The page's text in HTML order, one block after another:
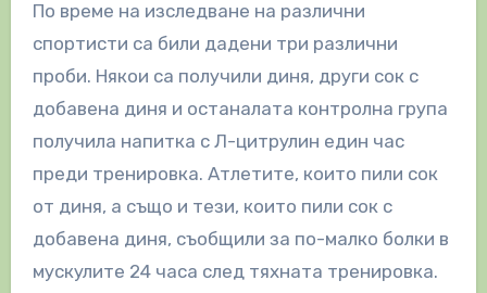
По време на изследване на различни
спортисти са били дадени три различни
проби. Някои са получили диня, други сок с
добавена диня и останалата контролна група
получила напитка с Л-цитрулин един час
преди тренировка. Атлетите, които пили сок
от диня, а също и тези, които пили сок с
добавена диня, съобщили за по-малко болки в
мускулите 24 часа след тяхната тренировка.